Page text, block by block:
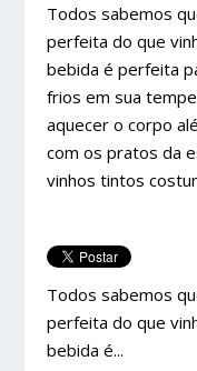
Todos sabemos
perfeita do que
bebida é perfeita
frios em sua
aquecer o corpo
com os pratos da
vinhos tintos
Todos sabemos
perfeita do que
bebida é...